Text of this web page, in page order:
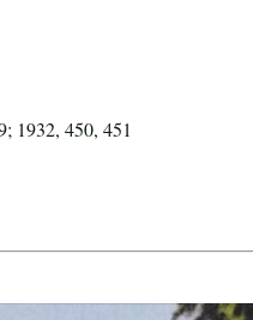
1932, 450, 451